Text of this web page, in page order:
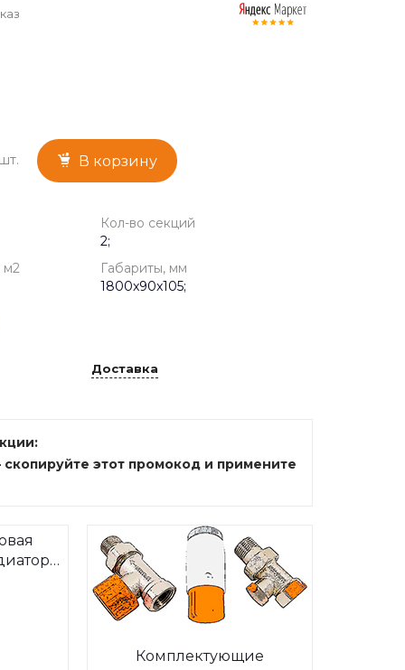
шт. В корзину
Кол-во секций
2;
м2
Габариты, мм
1800x90x105;
Доставка
скопируйте этот промокод и примените
Комплектующие